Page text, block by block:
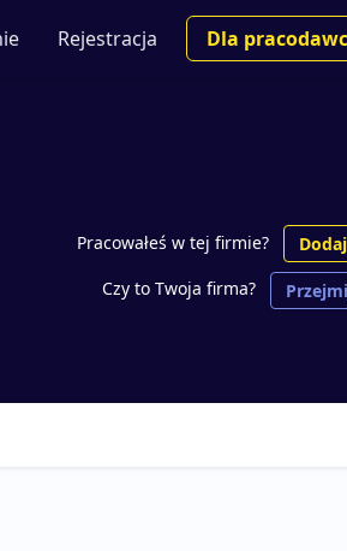
Rejestracja Dla
Pracowałeś w tej firmie?
Czy to Twoja firma?